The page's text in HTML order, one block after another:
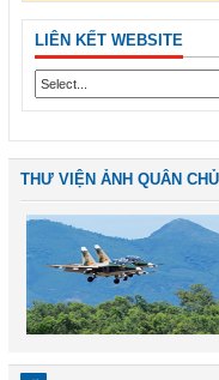
LIÊN KẾT WEBSITE
THƯ VIỆN ẢNH QUÂN